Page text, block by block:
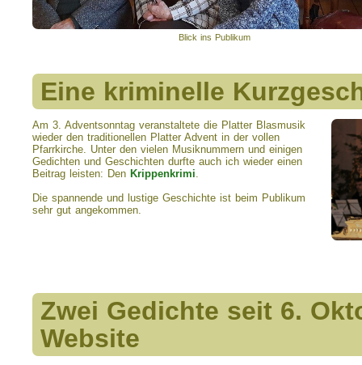
Blick ins Publikum
Eine kriminelle
Am 3. Adventsonntag veranstaltete die Platter Blasmusik
wieder den traditionellen Platter Advent in der vollen
Pfarrkirche. Unter den vielen Musiknummern und einigen
Gedichten und Geschichten durfte auch ich wieder einen
Beitrag leisten: Den Krippenkrimi
Die spannende und lustige Geschichte ist beim Publikum
sehr gut angekommen.
Zwei Gedichte seit 6.
Website